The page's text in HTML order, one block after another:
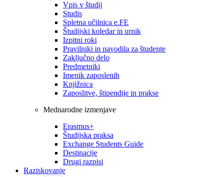
Vpis v študij
Studis
Spletna učilnica e.FE
Študijski koledar in urnik
Izpitni roki
Pravilniki in navodila za študente
Zaključno delo
Predmetniki
Imenik zaposlenih
Knjižnica
Zaposlitve, štipendije in prakse
Mednarodne izmenjave
Erasmus+
Študijska praksa
Exchange Students Guide
Destinacije
Drugi razpisi
Raziskovanje